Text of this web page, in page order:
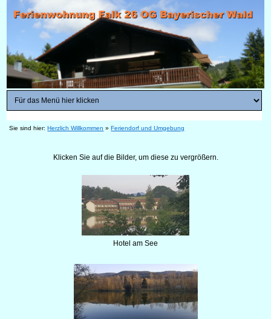
Sie sind hier:Herzlich Willkommen »Feriendorf und Umgebung
Klicken Sie auf die Bilder, um diese zu vergrößern.
Hotel am See